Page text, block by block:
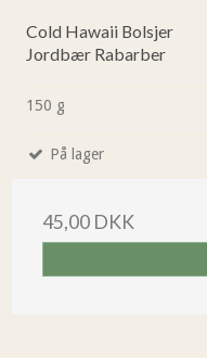
Cold Hawaii Bolsjer
Jordbær Rabarber
150 g
På lager
45,00 DKK